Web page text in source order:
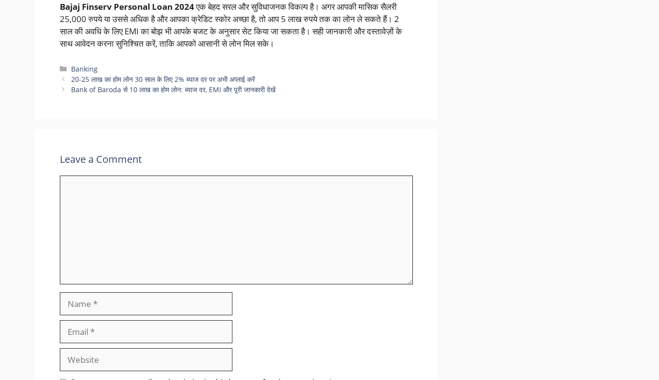
Bajaj Finserv Personal Loan 2024एक बेहद सरल और सुविधाजनक विकल्प है। अगर आपकी मासिक सैलरी
25,000 रुपये या उससे अधिक है और आपका क्रेडिट स्कोर अच्छा है, तो आप 5 लाख रुपये तक का लोन ले सकते हैं। 2
साल की अवधि के लिए EMI का बोझ भी आपके बजट के अनुसार सेट किया जा सकता है। सही जानकारी और दस्तावेज़ों के
साथ आवेदन करना सुनिश्चित करें, ताकि आपको आसानी से लोन मिल सके।
Categories
Banking
20-25 लाख का होम लोन 30 साल के लिए 2% ब्याज दर पर अभी अप्लाई करें
Bank of Baroda से 10 लाख का होम लोन: ब्याज दर, EMI और पूरी जानकारी देखें
Leave a Comment
Website